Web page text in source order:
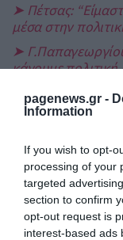
pagenews.gr -
Information
If you wish to opt-
processing of your
targeted
section to confirm
opt-out request is
interest-based ads
➤ Πέτσας:
μέσα στην
➤
κάνουμε
➤ Κοντογεώργης:
➤ Γιώργος
πρόγραμμα
ανακατατάξεων»
➤ ΝΔ στο 29,1% –
– Σεισμικές